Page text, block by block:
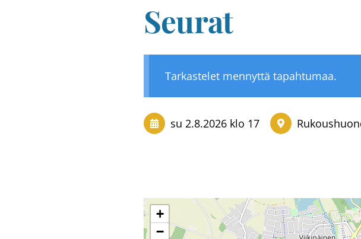
Seurat
Tarkastelet mennyttä tapahtumaa.
su 2.8.2026 klo 17
+
−